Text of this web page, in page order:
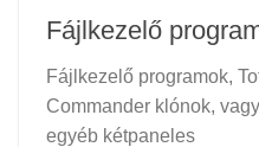
Fájlkezelő
Fájlkezelő programok,
Commander klónok, vagy
egyéb kétpaneles